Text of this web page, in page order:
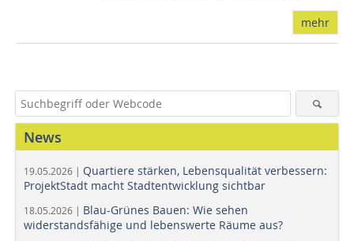
mehr
News
19.05.2026 | Quartiere stärken, Lebensqualität verbessern:
ProjektStadt macht Stadtentwicklung sichtbar
18.05.2026 | Blau-Grünes Bauen: Wie sehen
widerstandsfähige und lebenswerte Räume aus?